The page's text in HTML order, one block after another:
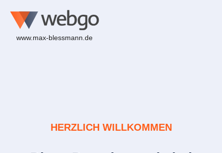
www.max-blessmann.de
HERZLICH WILLKOMMEN